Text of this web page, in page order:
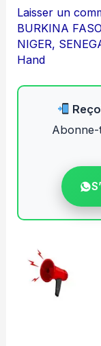
Laisser un
BURKINA FASO
NIGER,
Hand